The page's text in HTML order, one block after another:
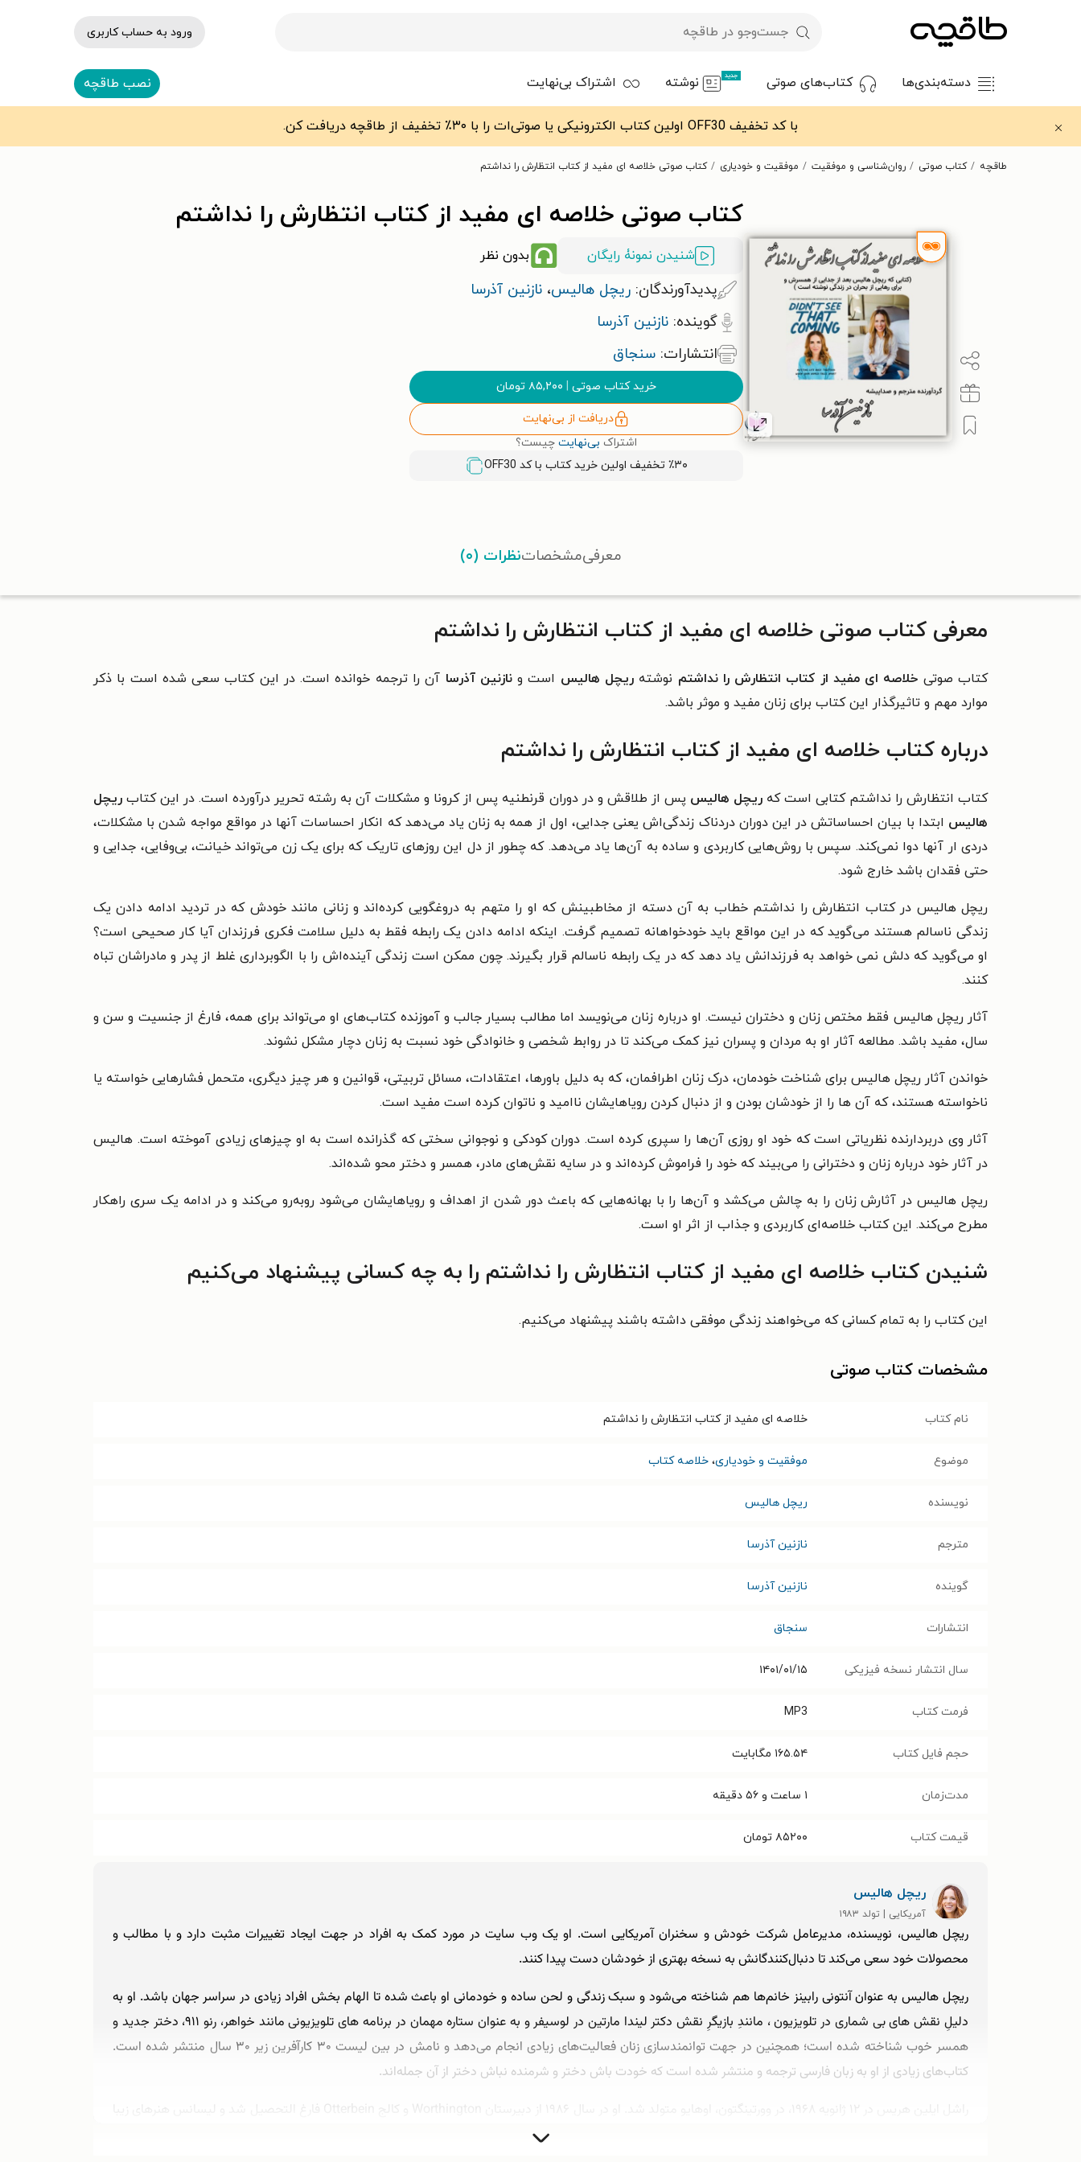
ورود به حساب کاربری
دسته‌بندی‌ها کتاب‌های صوتی جدید نوشته اشتراک بی‌نهایت نصب طاقچه
با کد تخفیف OFF30 اولین کتاب الکترونیکی یا صوتی‌ات را با ۳۰٪ تخفیف از طاقچه دریافت کن.
طاقچه کتاب صوتی روان‌شناسی و موفقیت موفقیت و خودیاری کتاب صوتی خلاصه ای مفید از کتاب انتظارش را نداشتم
کتاب صوتی خلاصه ای مفید از کتاب انتظارش را نداشتم
شنیدن نمونۀ رایگان بدون نظر
پدیدآورندگان: ریچل هالیس، نازنین آذرسا
گوینده: نازنین آذرسا
انتشارات: سنجاق
خرید کتاب صوتی | ۸۵,۲۰۰ تومان
دریافت از بی‌نهایت
اشتراک بی‌نهایت چیست؟
٪۳۰ تخفیف اولین خرید کتاب با کد
OFF30
معرفیمشخصاتنظرات (۰)
معرفی کتاب صوتی خلاصه ای مفید از کتاب انتظارش را نداشتم
کتاب صوتی خلاصه ای مفید از کتاب انتظارش را نداشتم نوشته ریچل هالیس است ونازنین آذرسا آن را ترجمه خوانده است. در این کتاب سعی شده است با ذکر
موارد مهم و تاثیرگذار این کتاب برای زنان مفید و موثر باشد.
درباره کتاب خلاصه ای مفید از کتاب انتظارش را نداشتم
کتاب انتظارش را نداشتم کتابی است کهریچل هالیس پس از طلاقش و در دوران قرنطنیه پس از کرونا و مشکلات آن به رشته تحریر درآورده است. در این کتاب ریچل
هالیس ابتدا با بیان احساساتش در این دوران دردناک زندگی‌اش یعنی جدایی، اول از همه به زنان یاد می‌دهد که انکار احساسات آنها در مواقع مواجه شدن با مشکلات،
دردی ار آنها دوا نمی‌کند. سپس با روش‌هایی کاربردی و ساده به آن‌ها یاد می‌دهد. که چطور از دل این روزهای تاریک که برای یک زن می‌تواند خیانت، بی‌وفایی، جدایی و
حتی فقدان باشد خارج شود.
ریچل هالیس در کتاب انتظارش را نداشتم خطاب به آن دسته از مخاطبینش که او را متهم به دروغگویی کرده‌اند و زنانی مانند خودش که در تردید ادامه دادن یک
زندگی ناسالم هستند می‌گوید که در این مواقع باید خودخواهانه تصمیم گرفت. اینکه ادامه دادن یک رابطه فقط به دلیل سلامت فکری فرزندان آیا کار صحیحی است؟
او می‌گوید که دلش نمی خواهد به فرزندانش یاد دهد که در یک رابطه ناسالم قرار بگیرند. چون ممکن است زندگی آینده‌اش را با الگوبرداری غلط از پدر و مادراشان تباه
کنند.
آثار ریچل هالیس فقط مختص زنان و دختران نیست. او درباره زنان می‌نویسد اما مطالب بسیار جالب و آموزنده‌ کتاب‌های او می‌تواند برای همه، فارغ از جنسیت و سن و
سال، مفید باشد. مطالعه آثار او به مردان و پسران نیز کمک می‌کند تا در روابط شخصی و خانوادگی خود نسبت به زنان دچار مشکل نشوند.
خواندن آثار ریچل هالیس برای شناخت خودمان، درک زنان اطرافمان، که به دلیل باورها، اعتقادات، مسائل تربیتی، قوانین و هر چیز دیگری، متحمل فشارهایی خواسته یا
ناخواسته‌ هستند، که آن ها را از خودشان بودن و از دنبال کردن رویاهایشان ناامید و ناتوان کرده است مفید است.
آثار وی دربردارنده‌ نظریاتی است که خود او روزی آن‌ها را سپری کرده است. دوران کودکی و نوجوانی سختی که گذرانده است به او چیزهای زیادی آموخته است. هالیس
در آثار خود درباره زنان و دخترانی را می‌بیند که خود را فراموش کرده‌اند و در سایه‌ نقش‌های مادر، همسر و دختر محو شده‌اند.
ریچل هالیس در آثارش زنان را به چالش می‌کشد و آن‌ها را با بهانه‌هایی که باعث دور شدن از اهداف و رویاهایشان می‌شود روبه‌رو می‌کند و در ادامه یک سری راهکار
مطرح می‌کند. این کتاب خلاصه‌ای کاربردی و جذاب از اثر او است.
شنیدن کتاب خلاصه ای مفید از کتاب انتظارش را نداشتم را به چه کسانی پیشنهاد می‌کنیم
این کتاب را به تمام کسانی که می‌خواهند زندگی موفقی داشته باشند پیشنهاد می‌کنیم.
مشخصات کتاب صوتی
نام کتاب خلاصه ای مفید از کتاب انتظارش را نداشتم
موضوع موفقیت و خودیاری، خلاصه کتاب
نویسنده ریچل هالیس
مترجم نازنین آذرسا
گوینده نازنین آذرسا
انتشارات سنجاق
سال انتشار نسخه فیزیکی ۱۴۰۱/۰۱/۱۵
فرمت کتاب MP3
حجم فایل کتاب ۱۶۵.۵۴ مگابایت
مدت‌زمان ۱ ساعت و ۵۶ دقیقه
قیمت کتاب ۸۵۲۰۰ تومان
ریچل هالیس
آمریکایی | تولد ۱۹۸۳
ریچل هالیس، نویسنده، مدیرعامل شرکت خودش و سخنران آمریکایی است. او یک وب سایت در مورد کمک به افراد در جهت ایجاد تغییرات مثبت دارد و با مطالب و
محصولات خود سعی می‌کند تا دنبال‌کنندگانش به نسخه بهتری از خودشان دست پیدا کنند.
ریچل هالیس به عنوان آنتونی رابینز خانم‌ها هم شناخته می‌شود و سبک زندگی و لحن ساده و خودمانی او باعث شده تا الهام‌ بخش افراد زیادی در سراسر جهان باشد. او به
دلیلِ نقش های بی شماری در تلویزیون ، مانندِ بازیگرِ نقش دکتر لیندا مارتین در لوسیفر و به عنوان ستاره مهمان در برنامه های تلویزیونی مانند خواهر، رنو ۹۱۱، دختر جدید و
همسر خوب شناخته شده است؛ همچنین در جهت توانمندسازی زنان فعالیت‌های زیادی انجام می‌دهد و نامش در بین لیست ۳۰ کارآفرین زیر ۳۰ سال منتشر شده است.
کتاب‌های زیادی از او به زبان فارسی ترجمه و منتشر شده است که خودت باش دختر و شرمنده نباش دختر از آن جمله‌اند.
راشل ایلین هریس در ۱۲ ژانویه ۱۹۶۸، در وورتینگتون، اوهایو متولد شد. او در سال ۱۹۸۶ از دبیرستان Worthington و کالج Otterbein فارغ التحصیل شد و لیسانس هنرهای زیبا